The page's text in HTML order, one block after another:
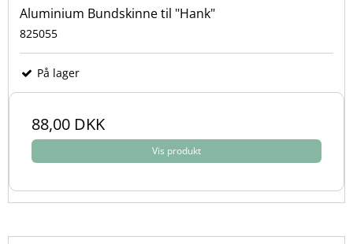
Aluminium Bundskinne til "Hank"
825055
På lager
88,00 DKK
Vis produkt